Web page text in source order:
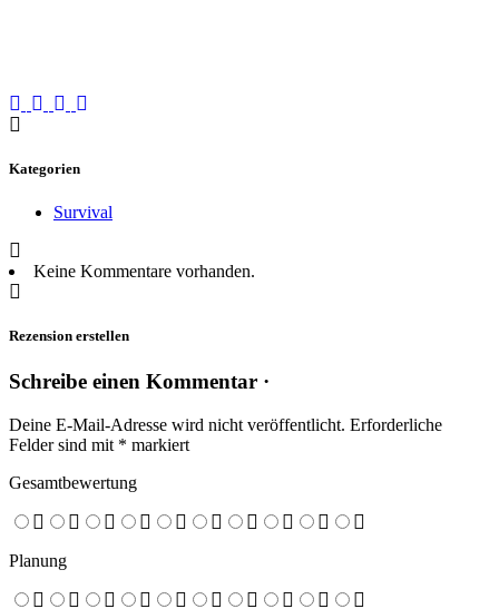
Kategorien
Survival
Keine Kommentare vorhanden.
Rezension erstellen
Schreibe einen Kommentar ·
Deine E-Mail-Adresse wird nicht veröffentlicht. Erforderliche
Felder sind mit * markiert
Gesamtbewertung
Planung